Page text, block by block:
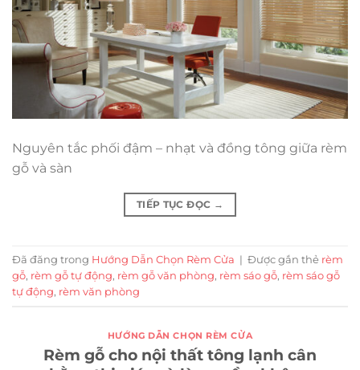
Nguyên tắc phối đậm – nhạt và đồng tông giữa rèm
gỗ và sàn
TIẾP TỤC ĐỌC →
Đã đăng trong Hướng Dẫn Chọn Rèm Cửa | Được gắn thẻ rèm
gỗ, rèm gỗ tự động, rèm gỗ văn phòng, rèm sáo gỗ, rèm sáo gỗ
tự động, rèm văn phòng
HƯỚNG DẪN CHỌN RÈM CỬA
Rèm gỗ cho nội thất tông lạnh cân